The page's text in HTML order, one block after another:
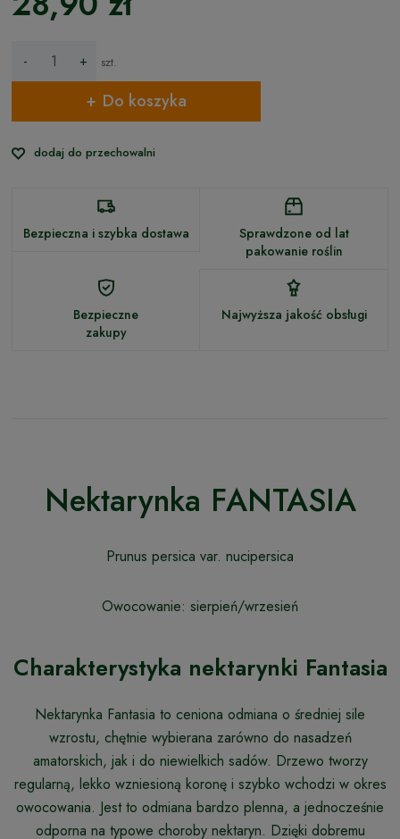
- + szt.
Do koszyka
dodaj do przechowalni
Bezpieczna i szybka dostawa
Sprawdzone od lat
pakowanie roślin
Bezpieczne
zakupy
Najwyższa jakość obsługi
Nektarynka FANTASIA
Prunus persica var. nucipersica
Owocowanie: sierpień/wrzesień
Charakterystyka nektarynki Fantasia
Nektarynka Fantasia to ceniona odmiana o średniej sile
wzrostu, chętnie wybierana zarówno do nasadzeń
amatorskich, jak i do niewielkich sadów. Drzewo tworzy
regularną, lekko wzniesioną koronę i szybko wchodzi w okres
owocowania. Jest to odmiana bardzo plenna, a jednocześnie
odporna na typowe choroby nektaryn. Dzięki dobremu